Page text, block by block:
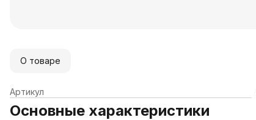
О товаре
Артикул
Основные характеристики